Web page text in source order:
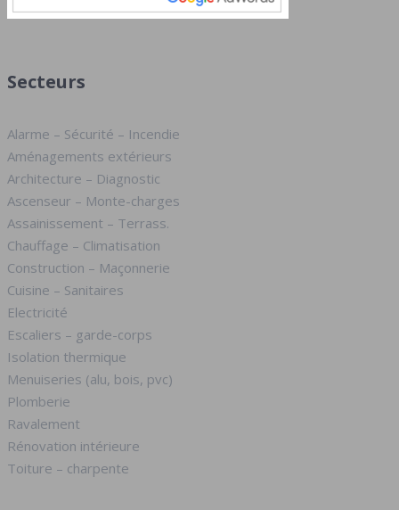
Secteurs
Alarme – Sécurité – Incendie
Aménagements extérieurs
Architecture – Diagnostic
Ascenseur – Monte-charges
Assainissement – Terrass.
Chauffage – Climatisation
Construction – Maçonnerie
Cuisine – Sanitaires
Electricité
Escaliers – garde-corps
Isolation thermique
Menuiseries (alu, bois, pvc)
Plomberie
Ravalement
Rénovation intérieure
Toiture – charpente